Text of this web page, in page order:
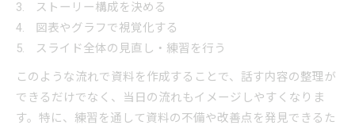
ストーリー構成を決める
図表やグラフで視覚化する
スライド全体の見直し・練習を行う
このような流れで資料を作成することで、話す内容の整理が
できるだけでなく、当日の流れもイメージしやすくなりま
す。特に、練習を通して資料の不備や改善点を発見できるた